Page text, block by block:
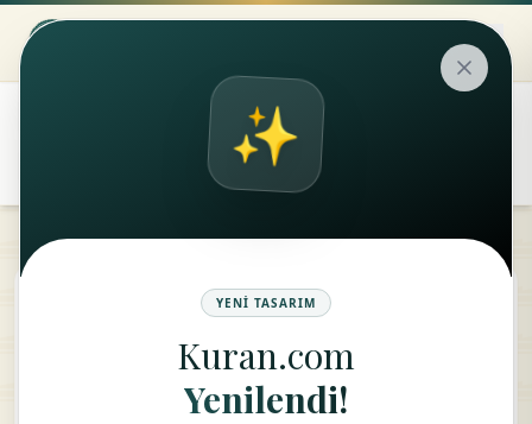
Enam Suresi
KELIME MEALI
✨
YENI TASARIM
Kuran.com
Yenilendi!